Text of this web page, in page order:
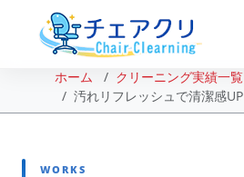
ホーム
クリーニング実績一覧
汚れリフレッシュで清潔感UP
WORKS